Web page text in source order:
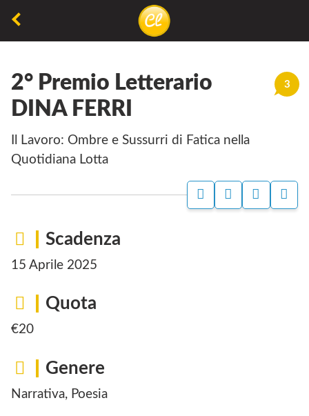
non
permette
camminare,
ma
3
2° Premio Letterario
DINA FERRI
Quotidiana Lotta
Scadenza
15 Aprile 2025
Quota
€20
Genere
Narrativa, Poesia